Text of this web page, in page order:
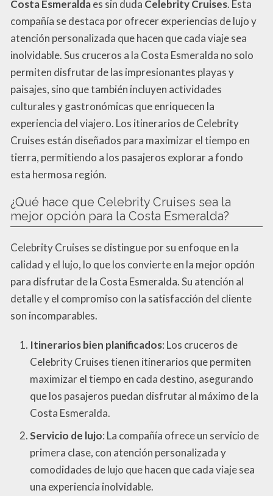
Costa Esmeraldaes sin duda Celebrity Cruises. Esta
compañía se destaca por ofrecer experiencias de lujo y
atención personalizada que hacen que cada viaje sea
inolvidable. Sus cruceros a la Costa Esmeralda no solo
permiten disfrutar de las impresionantes playas y
paisajes, sino que también incluyen actividades
culturales y gastronómicas que enriquecen la
experiencia del viajero. Los itinerarios de Celebrity
Cruises están diseñados para maximizar el tiempo en
tierra, permitiendo a los pasajeros explorar a fondo
esta hermosa región.
¿Qué hace que Celebrity Cruises sea la
mejor opción para la Costa Esmeralda?
Celebrity Cruises se distingue por su enfoque en la
calidad y el lujo, lo que los convierte en la mejor opción
para disfrutar de la Costa Esmeralda. Su atención al
detalle y el compromiso con la satisfacción del cliente
son incomparables.
Itinerarios bien planificados: Los cruceros de
Celebrity Cruises tienen itinerarios que permiten
maximizar el tiempo en cada destino, asegurando
que los pasajeros puedan disfrutar al máximo de la
Costa Esmeralda.
Servicio de lujo: La compañía ofrece un servicio de
primera clase, con atención personalizada y
comodidades de lujo que hacen que cada viaje sea
una experiencia inolvidable.